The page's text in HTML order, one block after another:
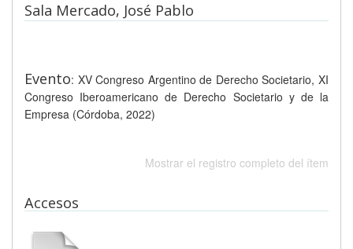
Sala Mercado, José Pablo
Evento: XV Congreso Argentino de Derecho Societario, XI
Congreso Iberoamericano de Derecho Societario y de la
Empresa (Córdoba, 2022)
Mostrar el registro completo del ítem
Accesos